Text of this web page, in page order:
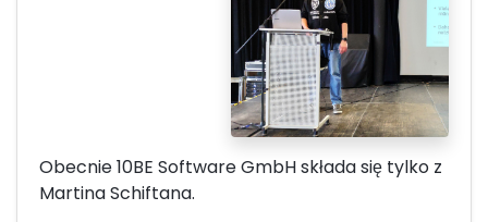
Obecnie 10BE Software GmbH składa się tylko z
Martina Schiftana.